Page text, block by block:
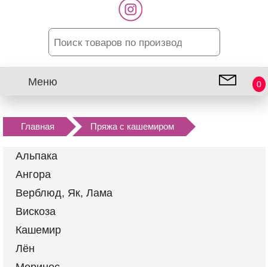
Меню 0
Главная Пряжа с кашемиром
Альпака
Ангора
Верблюд, Як, Лама
Вискоза
Кашемир
Лён